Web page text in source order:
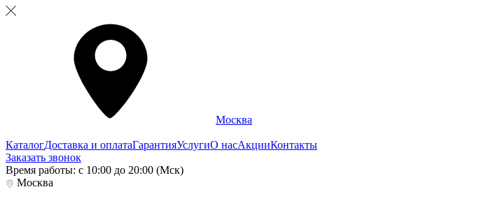
Москва
КаталогДоставка и оплатаГарантияУслугиО насАкцииКонтакты
Заказать звонок
Время работы: с 10:00 до 20:00 (Мск)
Москва